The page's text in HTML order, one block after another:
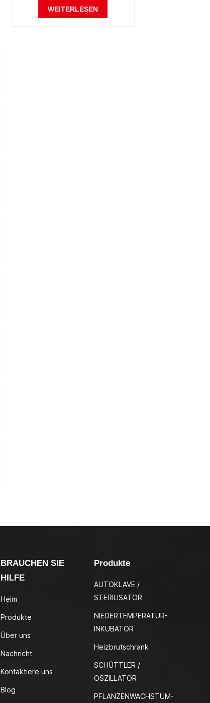
Wasser Bad Shaker Labor
Oszillator
WEITERLESEN
BRAUCHEN SIE
HILFE
Heim
Produkte
Über uns
Nachricht
Kontaktiere uns
Blog
Produkte
AUTOKLAVE /
STERILISATOR
NIEDERTEMPERATUR-
INKUBATOR
Heizbrutschrank
SCHÜTTLER /
OSZILLATOR
PFLANZENWACHSTUM-